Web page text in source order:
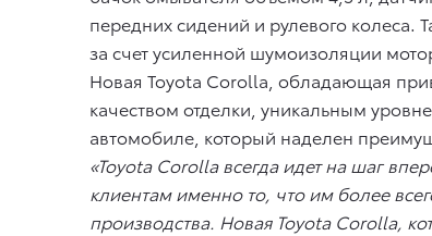
передних сидений и рулевого
за счет усиленной шумоизоляции
Новая Toyota Corolla, обладающая
качеством отделки, уникальным
автомобиле, который наделен
«Toyota Corolla всегда идет на шаг
клиентам именно то, что им более
производства. Новая Toyota Corolla,